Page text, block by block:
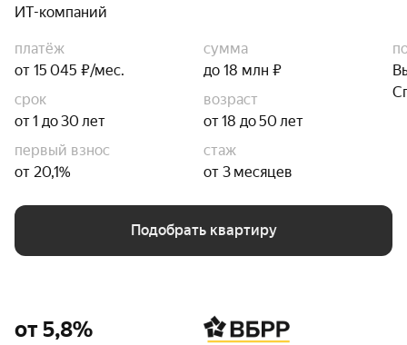
ИТ-компаний
платёж
от 15 045 ₽/мес.
сумма
до 18 млн ₽
срок
от 1 до 30 лет
возраст
от 18 до 50 лет
первый взнос
от 20,1%
стаж
от 3 месяцев
Подобрать квартиру
от 5,8%